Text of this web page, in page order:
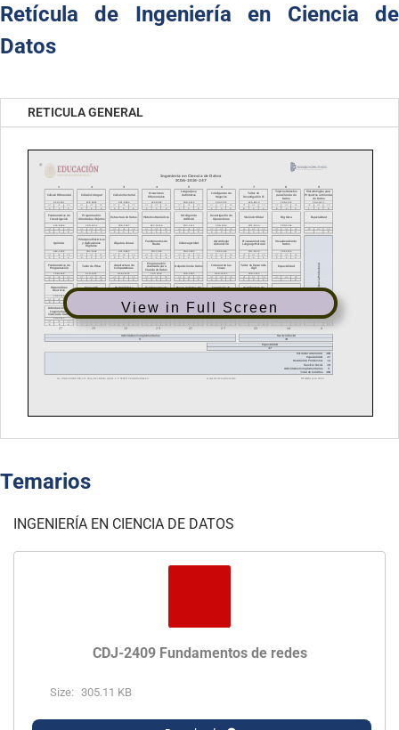
Retícula de Ingeniería en Ciencia de
Datos
RETICULA GENERAL
View in Full Screen
Temarios
INGENIERÍA EN CIENCIA DE DATOS
CDJ-2409 Fundamentos de redes
Size: 305.11 KB